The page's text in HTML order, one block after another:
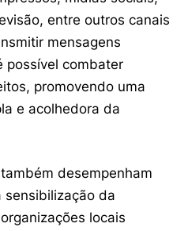
entre outros canais
mensagens
possível combater
promovendo uma
e acolhedora da
desempenham
sensibilização da
locais